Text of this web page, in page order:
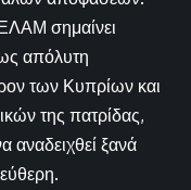
σημαίνει
απόλυτη
των Κυπρίων και
της πατρίδας,
αναδειχθεί ξανά